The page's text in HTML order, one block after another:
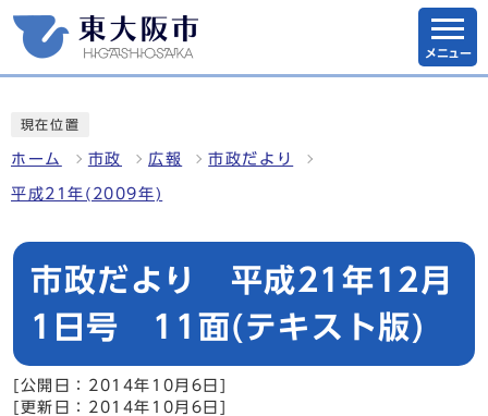
メニュー
現在位置
ホーム 市政 広報 市政だより
平成21年(2009年)
市政だより 平成21年12月
1日号 11面(テキスト版)
[公開日：2014年10月6日]
[更新日：2014年10月6日]